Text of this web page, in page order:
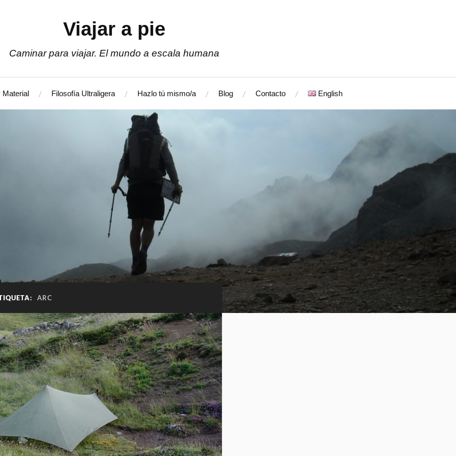
Viajar a pie
Caminar para viajar. El mundo a escala humana
Material Filosofía Ultraligera Hazlo tú mismo/a Blog Contacto English
ARC